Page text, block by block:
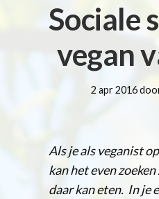
Sociale
vegan
2 apr 2016
Als je als veganist
kan het even
daar kan eten. In je